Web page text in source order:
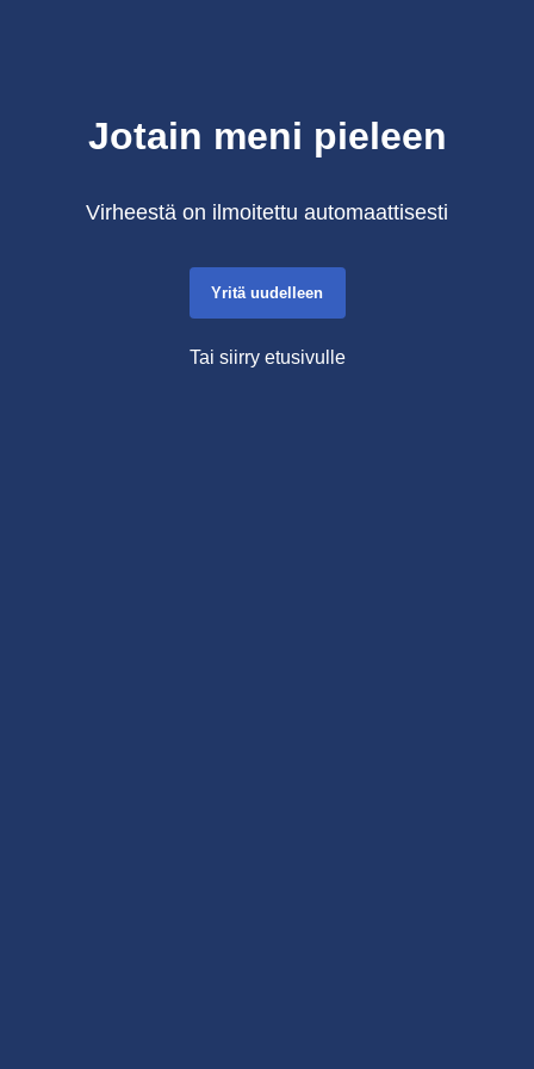
Jotain meni pieleen
Virheestä on ilmoitettu automaattisesti
Yritä uudelleen
Tai siirry etusivulle